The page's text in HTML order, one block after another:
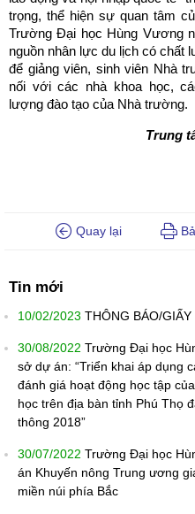
trọng, thể hiện sự quan tâm
Trường Đại học Hùng Vương
nguồn nhân lực du lịch có chất
để giảng viên, sinh viên Nhà
nối với các nhà khoa học,
lượng đào tạo của Nhà trường.
Trung
Quay lại
Tin mới
10/02/2023 THÔNG BÁO/
30/08/2022 Trường Đại học
sở dự án: “Triển khai áp dụng
đánh giá hoạt động học tập
học trên địa bàn tỉnh Phú Thọ
thông 2018”
30/07/2022 Trường Đại học
án Khuyến nông Trung ương
miền núi phía Bắc